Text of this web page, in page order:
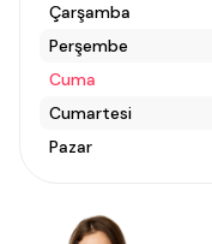
Çarşamba
Perşembe
Cuma
Cumartesi
Pazar